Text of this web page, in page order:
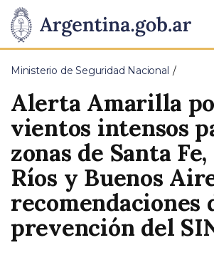
Presidencia
de
Nación
Pasar al contenido principal
Ministerio de Seguridad Nacional
Alerta Amarilla
vientos intensos
zonas de Santa
Ríos y Buenos
recomendaciones
prevención del